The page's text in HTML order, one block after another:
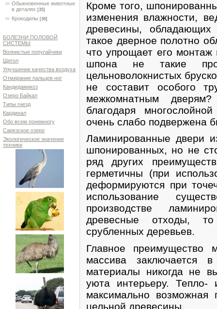
Обыкновенные животные
в деталях [35]
Крокодилы [36]
БОЛЕЗНИ ПОЛОВОЙ
СИСТЕМЫ
Волнистые попугайчики
Щегол
Улучшение качества воздуха
Отмирание пальцев ног
Кандидамикоз
Озеро Байкал
Типы гнезд
Кардинал
Обо всем понемногу
Сарезское озеро
Экологическое значение
техники
Кроме того,
изменения влажности,
древесины, обладающих
такое дверное полотно
что упрощает его монтаж
шпона не такие
цельноволокнистых
не составит особого
межкомнатным
благодаря
очень слабо подвержена
Ламинированные
шпонированных, но не
ряд других
герметичны (при
деформируются при
использование
производстве
древесные отходы, то
срубленных деревьев.
Главное преимущество
массива заключается
материалы никогда не
уюта интерьеру. Тепло-
максимально
цельной древесины.